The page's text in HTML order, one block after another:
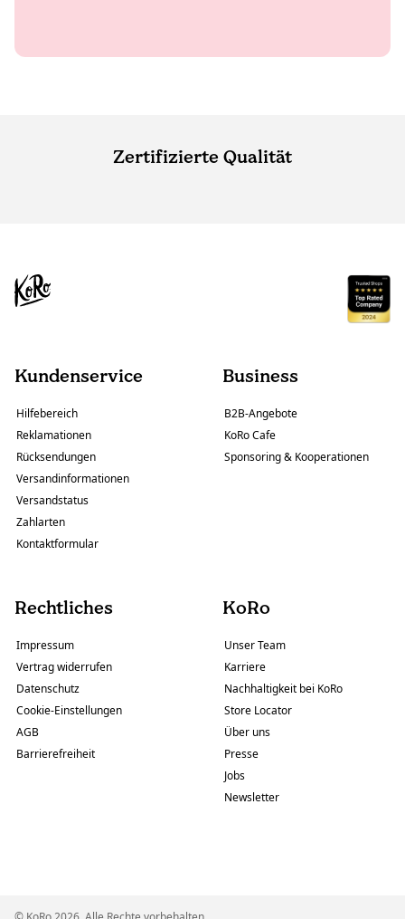
Zertifizierte Qualität
Kundenservice
Hilfebereich
Reklamationen
Rücksendungen
Versandinformationen
Versandstatus
Zahlarten
Kontaktformular
Business
B2B-Angebote
KoRo Cafe
Sponsoring & Kooperationen
Rechtliches
Impressum
Vertrag widerrufen
Datenschutz
Cookie-Einstellungen
AGB
Barrierefreiheit
KoRo
Unser Team
Karriere
Nachhaltigkeit bei KoRo
Store Locator
Über uns
Presse
Jobs
Newsletter